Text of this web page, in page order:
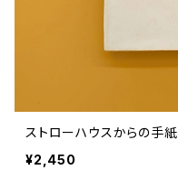
ストローハウスからの手紙
¥2,450